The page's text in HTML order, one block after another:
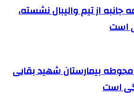
از تیم والیبال نشسته،
است
بیمارستان شهید بقایی
است